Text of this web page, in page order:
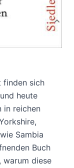
finden sich
heute
in reichen
Sambia
Buch
warum diese